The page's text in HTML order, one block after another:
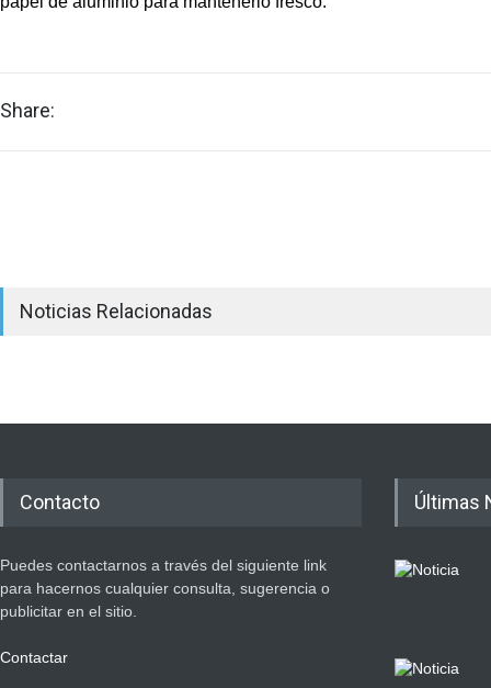
Share:
Noticias Relacionadas
Contacto
Puedes contactarnos a través del siguiente link
para hacernos cualquier consulta, sugerencia o
publicitar en el sitio.
Contactar
Últimas